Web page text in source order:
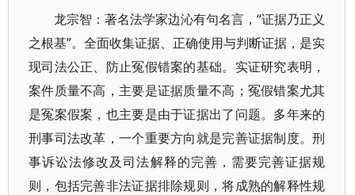
龙宗智：著名法学家边沁有句名言，“证据乃正义
之根基”。全面收集证据、正确使用与判断证据，是实
现司法公正、防止冤假错案的基础。实证研究表明，
案件质量不高，主要是证据质量不高；冤假错案尤其
是冤案假案，也主要是由于证据出了问题。多年来的
刑事司法改革，一个重要方向就是完善证据制度。刑
事诉讼法修改及司法解释的完善，需要完善证据规
则，包括完善非法证据排除规则，将成熟的解释性规